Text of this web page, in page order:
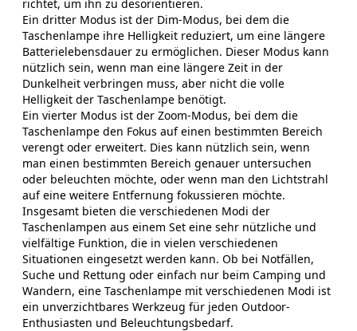
richtet, um ihn zu desorientieren.
Ein dritter Modus ist der Dim-Modus, bei dem die
Taschenlampe ihre Helligkeit reduziert, um eine längere
Batterielebensdauer zu ermöglichen. Dieser Modus kann
nützlich sein, wenn man eine längere Zeit in der
Dunkelheit verbringen muss, aber nicht die volle
Helligkeit der Taschenlampe benötigt.
Ein vierter Modus ist der Zoom-Modus, bei dem die
Taschenlampe den Fokus auf einen bestimmten Bereich
verengt oder erweitert. Dies kann nützlich sein, wenn
man einen bestimmten Bereich genauer untersuchen
oder beleuchten möchte, oder wenn man den Lichtstrahl
auf eine weitere Entfernung fokussieren möchte.
Insgesamt bieten die verschiedenen Modi der
Taschenlampen aus einem Set eine sehr nützliche und
vielfältige Funktion, die in vielen verschiedenen
Situationen eingesetzt werden kann. Ob bei Notfällen,
Suche und Rettung oder einfach nur beim Camping und
Wandern, eine Taschenlampe mit verschiedenen Modi ist
ein unverzichtbares Werkzeug für jeden Outdoor-
Enthusiasten und Beleuchtungsbedarf.